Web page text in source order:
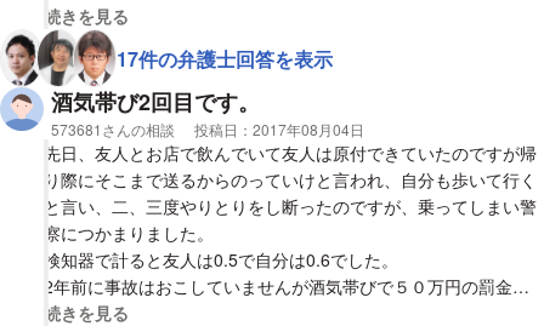
一回目 30日免停罰金5万円
二回目 90日免停罰金は覚えていません。前回が影響して検察庁に
呼び出され、誓約書も書いたかもしれません。
16年前に、スピード違反で簡易裁判所で罰金を払いました金額は
覚えていません。
その後、シートベルト二回 一時不停止一回 という経歴です。検
挙された時は後で検察庁から連絡が来るからと言われ、帰されま
した。今回はどのような刑罰でしょうか？
1 正式裁判 実刑 懲役
2 正式裁判 実刑執行猶予付き懲役刑
3 略式裁判 罰金刑
その他の回答があればよろしくお願いします。
視覚的に省略された相談全文の
続きを見る
17件の弁護士回答を表示
酒気帯び2回目です。
相談者
573681さんの相談 投稿日： 2017年08月04日
先日、友人とお店で飲んでいて友人は原付できていたのですが帰
り際にそこまで送るからのっていけと言われ、自分も歩いて行く
と言い、二、三度やりとりをし断ったのですが、乗ってしまい警
察につかまりました。
検知器で計ると友人は0.5で自分は0.6でした。
2年前に事故はおこしていませんが酒気帯びで５０万円の罰金を
支払いました。
視覚的に省略された相談全文の
続きを見る